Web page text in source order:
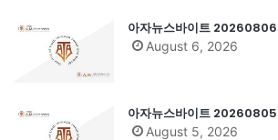
아자뉴스바이트 20260806
August 6, 2026
아자뉴스바이트 20260805
August 5, 2026